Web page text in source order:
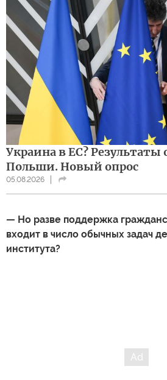
Украина в ЕС?
Польши. Новый опрос
05.08.2026
— Но разве поддержка
входит в число обычных задач
института?